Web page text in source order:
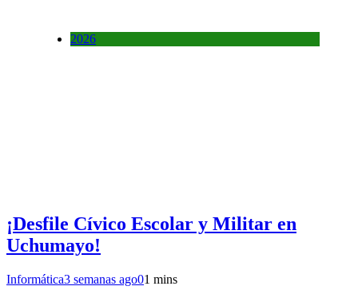
2026
¡Desfile Cívico Escolar y Militar en
Uchumayo!
Informática3 semanas ago01 mins